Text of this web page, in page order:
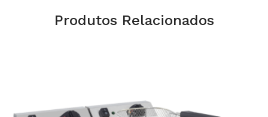
Produtos Relacionados